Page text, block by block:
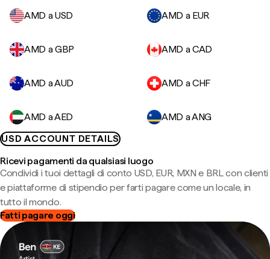
AMD a USD
AMD a EUR
AMD a GBP AMD a CAD
AMD a AUD AMD a CHF
AMD a AED
AMD a ANG
USD ACCOUNT DETAILS
Ricevi pagamenti da qualsiasi luogo
Condividi i tuoi dettagli di conto USD, EUR, MXN e BRL con clienti
e piattaforme di stipendio per farti pagare come un locale, in
tutto il mondo.
Fatti pagare oggi